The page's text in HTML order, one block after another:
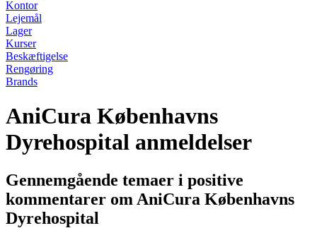
Kontor
Lejemål
Lager
Kurser
Beskæftigelse
Rengøring
Brands
AniCura Københavns
Dyrehospital anmeldelser
Gennemgående temaer i positive
kommentarer om AniCura Københavns
Dyrehospital